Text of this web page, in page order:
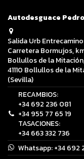
Autodesguace
Salida Urb
Carretera Bormujos, km
Bollullos de la
41110 Bollullos de la
(Sevilla)
RECAMBIOS:
+34 692 236 081
+34 955 77 65 19
TASACIONES:
+34 663 332 736
Whatsapp:+34 692